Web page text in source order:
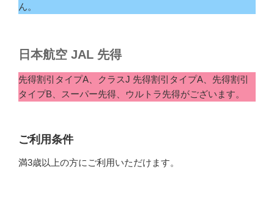
ん。
日本航空 JAL 先得
先得割引タイプA、クラスJ 先得割引タイプA、先得割引
タイプB、スーパー先得、ウルトラ先得がございます。
ご利用条件
満3歳以上の方にご利用いただけます。